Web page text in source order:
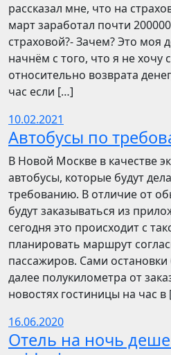
рассказал мне, что на
март заработал почти
страховой?- Зачем? Это моя
начнём с того, что я не хочу
относительно возврата
час если […]
10.02.2021
Автобусы по
В Новой Москве в качестве
автобусы, которые будут
требованию. В отличие от
будут заказываться из
сегодня это происходит с
планировать маршрут
пассажиров. Сами остановки
далее полукилометра от
новостях гостиницы на час в
16.06.2020
Отель на ночь